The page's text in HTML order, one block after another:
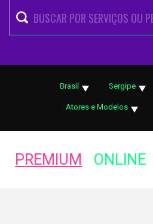
Brasil Sergipe
Atores e Modelos
PREMIUM ONLINE